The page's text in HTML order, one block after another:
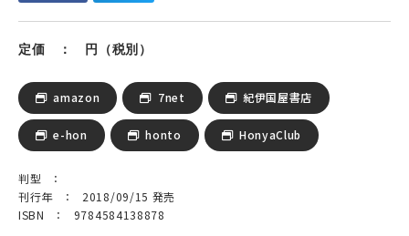
定価 ： 円（税別）
amazon 7net 紀伊国屋書店
e-hon honto HonyaClub
判型 ：
刊行年 ： 2018/09/15 発売
ISBN ： 9784584138878